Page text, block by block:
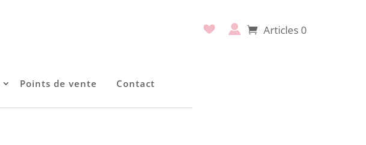
Articles 0
Points de vente
Contact